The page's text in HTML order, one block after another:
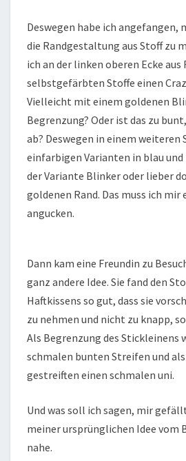
Deswegen habe ich angefangen,
die Randgestaltung aus Stoff zu
ich an der linken oberen Ecke aus
selbstgefärbten Stoffe einen
Vielleicht mit einem goldenen
Begrenzung? Oder ist das zu
ab? Deswegen in einem weiteren
einfarbigen Varianten in blau
der Variante Blinker oder lieber
goldenen Rand. Das muss ich mir
angucken.
Dann kam eine Freundin zu
ganz andere Idee. Sie fand den
Haftkissens so gut, dass sie
zu nehmen und nicht zu knapp,
Als Begrenzung des Stickleinens
schmalen bunten Streifen und
gestreiften einen schmalen uni.
Und was soll ich sagen, mir
meiner ursprünglichen Idee vom
nahe.